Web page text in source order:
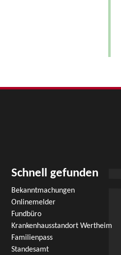
Schnell gefunden
Bekanntmachungen
Onlinemelder
Fundbüro
Krankenhausstandort Wertheim
Familienpass
Standesamt